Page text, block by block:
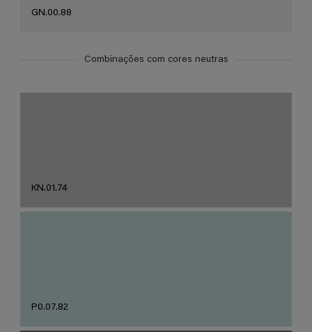
GN.00.88
Combinações com cores neutras
KN.01.74
P0.07.82